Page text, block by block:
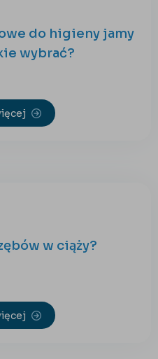
do higieny jamy
wybrać?
w ciąży?